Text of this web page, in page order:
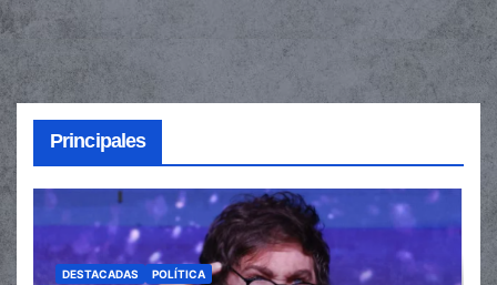
Principales
DESTACADAS POLÍTICA